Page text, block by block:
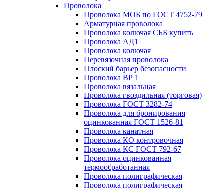
Проволока
Проволока МОБ по ГОСТ 4752-79
Арматурная проволока
Проволока колючая СББ купить
Проволока АД1
Проволока колючая
Перевязочная проволока
Плоский барьер безопасности
Проволока ВР 1
Проволока вязальная
Проволока гвоздильная (торговая)
Проволока ГОСТ 3282-74
Проволока для бронирования
оцинкованная ГОСТ 1526-81
Проволока канатная
Проволока КО контровочная
Проволока КС ГОСТ 792-67
Проволока оцинкованная
термообработанная
Проволока полиграфическая
Проволока полиграфическая